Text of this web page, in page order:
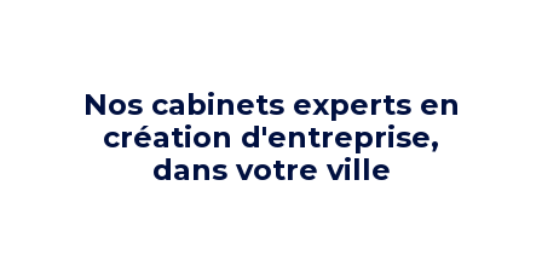
Nos cabinets experts en
création d'entreprise,
dans votre ville